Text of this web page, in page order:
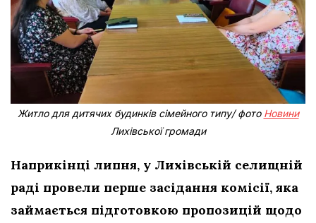
Житло для дитячих будинків сімейного типу/ фото Новини
Лихівської громади
Наприкінці липня, у Лихівській селищній
раді провели перше засідання комісії, яка
займається підготовкою пропозицій щодо